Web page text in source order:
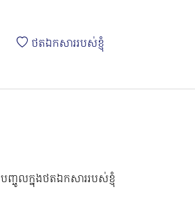
ថតឯកសាររបស់ខ្ញុំ
បញ្ចូលក្នុងថតឯកសាររបស់ខ្ញុំ